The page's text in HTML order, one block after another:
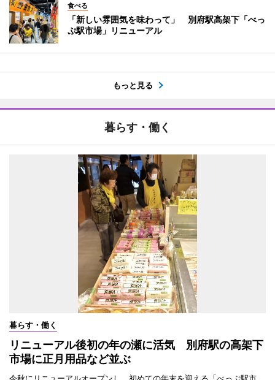
食べる
「新しい雰囲気を味わって」 別府駅高架下「べっ
ぷ駅市場」リニューアル
もっと見る
暮らす・働く
暮らす・働く
リニューアル後初の年の瀬に活気 別府駅の高架下
市場に正月用品など並ぶ